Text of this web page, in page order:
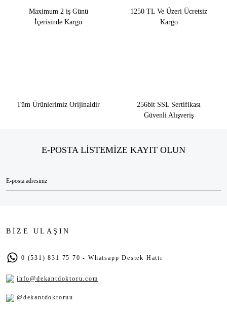
Maximum 2 iş Günü
İçerisinde Kargo
1250 TL Ve Üzeri Ücretsiz
Kargo
Tüm Ürünlerimiz Orijinaldir
256bit SSL Sertifikası
Güvenli Alışveriş
E-POSTA LİSTEMİZE KAYIT OLUN
BİZE ULAŞIN
0 (531) 831 75 70 - Whatsapp Destek Hattı
info@dekantdoktoru.com
@dekantdoktoruu